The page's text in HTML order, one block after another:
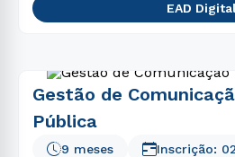
EAD
Gestão de
Pública
9 meses
Inscrição:
9º